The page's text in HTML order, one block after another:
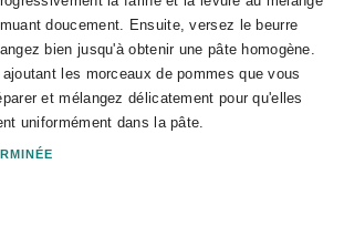
doucement. Ensuite, versez le beurre
bien jusqu'à obtenir une pâte homogène.
les morceaux de pommes que vous
et mélangez délicatement pour qu'elles
uniformément dans la pâte.